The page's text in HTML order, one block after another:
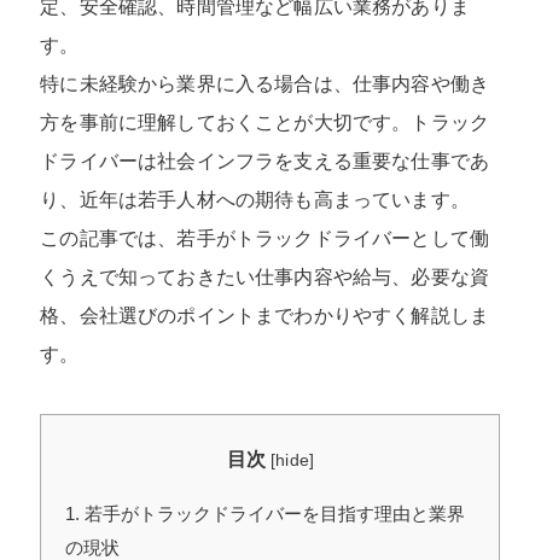
定、安全確認、時間管理など幅広い業務がありま
す。
特に未経験から業界に入る場合は、仕事内容や働き
方を事前に理解しておくことが大切です。トラック
ドライバーは社会インフラを支える重要な仕事であ
り、近年は若手人材への期待も高まっています。
この記事では、若手がトラックドライバーとして働
くうえで知っておきたい仕事内容や給与、必要な資
格、会社選びのポイントまでわかりやすく解説しま
す。
目次 [hide]
1 若手がトラックドライバーを目指す理由と業界
の現状